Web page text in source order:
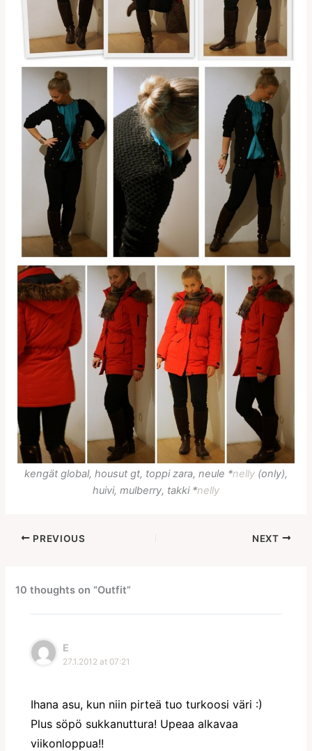
kengät global, housut gt, toppi zara, neule *nelly (only),
huivi, mulberry, takki *nelly
PREVIOUS NEXT
10 thoughts on “Outfit”
E
27.1.2012 at 07:21
Ihana asu, kun niin pirteä tuo turkoosi väri :)
Plus söpö sukkanuttura! Upeaa alkavaa
viikonloppua!!